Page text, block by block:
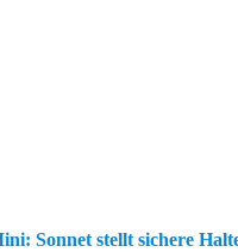
Sonnet stellt sichere